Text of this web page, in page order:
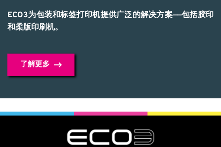
ECO3为包装和标签打印机提供广泛的解决方案——包括胶印
和柔版印刷机。
了解更多